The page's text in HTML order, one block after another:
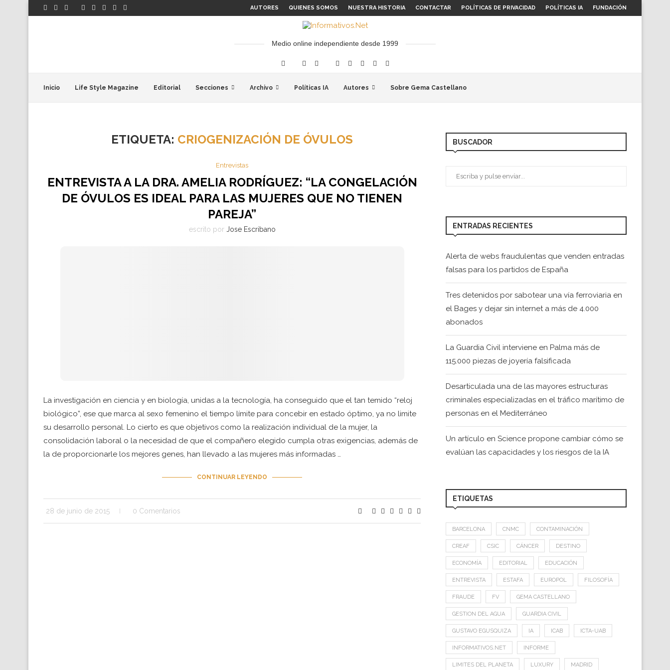
AUTORES QUIENES SOMOS NUESTRA HISTORIA CONTACTAR POLÍTICAS DE PRIVACIDAD POLÍTICAS IA FUNDACIÓN
Medio online independiente desde 1999
Inicio Life Style Magazine Editorial Secciones Archivo Políticas IA Autores Sobre Gema Castellano
ETIQUETA: CRIOGENIZACIÓN DE ÓVULOS
Entrevistas
ENTREVISTA A LA DRA. AMELIA RODRÍGUEZ: “LA CONGELACIÓN
DE ÓVULOS ES IDEAL PARA LAS MUJERES QUE NO TIENEN
PAREJA”
escrito por Jose Escribano
La investigación en ciencia y en biología, unidas a la tecnología, ha conseguido que el tan temido “reloj
biológico”, ese que marca al sexo femenino el tiempo límite para concebir en estado óptimo, ya no limite
su desarrollo personal. Lo cierto es que objetivos como la realización individual de la mujer, la
consolidación laboral o la necesidad de que el compañero elegido cumpla otras exigencias, además de
la de proporcionarle los mejores genes, han llevado a las mujeres más informadas …
CONTINUAR LEYENDO
28 de junio de 2015 0 Comentarios
BUSCADOR
ENTRADAS RECIENTES
Alerta de webs fraudulentas que venden entradas
falsas para los partidos de España
Tres detenidos por sabotear una vía ferroviaria en
el Bages y dejar sin internet a más de 4.000
abonados
La Guardia Civil interviene en Palma más de
115.000 piezas de joyería falsificada
Desarticulada una de las mayores estructuras
criminales especializadas en el tráfico marítimo de
personas en el Mediterráneo
Un artículo en Science propone cambiar cómo se
evalúan las capacidades y los riesgos de la IA
ETIQUETAS
BARCELONA CNMC CONTAMINACIÓN
CREAF CSIC CÁNCER DESTINO
ECONOMÍA EDITORIAL EDUCACIÓN
ENTREVISTA ESTAFA EUROPOL FILOSOFÍA
FRAUDE FV GEMA CASTELLANO
GESTION DEL AGUA GUARDIA CIVIL
GUSTAVO EGUSQUIZA IA ICAB ICTA-UAB
INFORMATIVOS.NET INFORME
LIMITES DEL PLANETA LUXURY MADRID